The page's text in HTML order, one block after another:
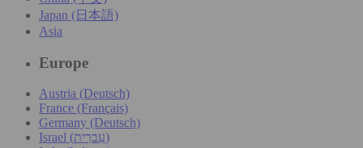
Japan (日本語)
Asia
Europe
Austria (Deutsch)
France (Français)
Germany (Deutsch)
Israel (עִברִית)